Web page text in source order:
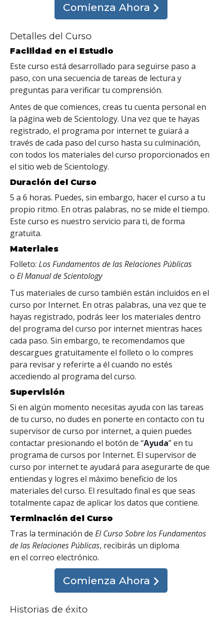
Comienza Ahora
Detalles del Curso
Facilidad en el Estudio
Este curso está desarrollado para seguirse paso a
paso, con una secuencia de tareas de lectura y
preguntas para verificar tu comprensión.
Antes de que comiences, creas tu cuenta personal en
la página web de Scientology. Una vez que te hayas
registrado, el programa por internet te guiará a
través de cada paso del curso hasta su culminación,
con todos los materiales del curso proporcionados en
el sitio web de Scientology.
Duración del Curso
5 a 6 horas. Puedes, sin embargo, hacer el curso a tu
propio ritmo. En otras palabras, no se mide el tiempo.
Este curso es nuestro servicio para ti, de forma
gratuita.
Materiales
Folleto: Los Fundamentos de las Relaciones Públicas
o El Manual de Scientology
Tus materiales de curso también están incluidos en el
curso por Internet. En otras palabras, una vez que te
hayas registrado, podrás leer los materiales dentro
del programa del curso por internet mientras haces
cada paso. Sin embargo, te recomendamos que
descargues gratuitamente el folleto o lo compres
para revisar y referirte a él cuando no estés
accediendo al programa del curso.
Supervisión
Si en algún momento necesitas ayuda con las tareas
de tu curso, no dudes en ponerte en contacto con tu
supervisor de curso por internet, a quien puedes
contactar presionando el botón de “Ayuda” en tu
programa de cursos por Internet. El supervisor de
curso por internet te ayudará para asegurarte de que
entiendas y logres el máximo beneficio de los
materiales del curso. El resultado final es que seas
totalmente capaz de aplicar los datos que contiene.
Terminación del Curso
Tras la terminación de El Curso Sobre los Fundamentos
de las Relaciones Públicas, recibirás un diploma
en el correo electrónico.
Comienza Ahora
Historias de éxito